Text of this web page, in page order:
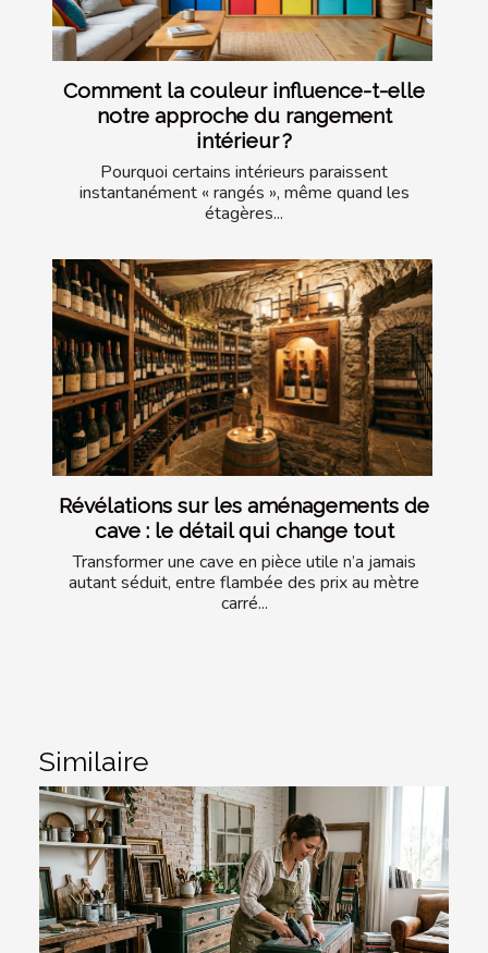
Comment la couleur influence-t-elle
notre approche du rangement
intérieur ?
Pourquoi certains intérieurs paraissent
instantanément « rangés », même quand les
étagères...
Révélations sur les aménagements de
cave : le détail qui change tout
Transformer une cave en pièce utile n’a jamais
autant séduit, entre flambée des prix au mètre
carré...
Similaire